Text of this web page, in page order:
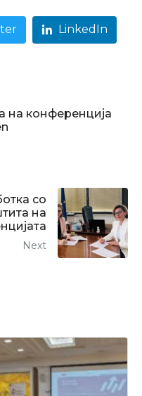
LinkedIn
на конференција
со
на
Next